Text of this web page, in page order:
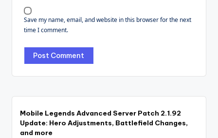
Save my name, email, and website in this browser for the next
time I comment.
Mobile Legends Advanced Server Patch 2.1.92
Update: Hero Adjustments, Battlefield Changes,
and more